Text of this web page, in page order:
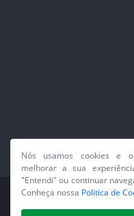
PREFEITURA MUNICIPAL DE